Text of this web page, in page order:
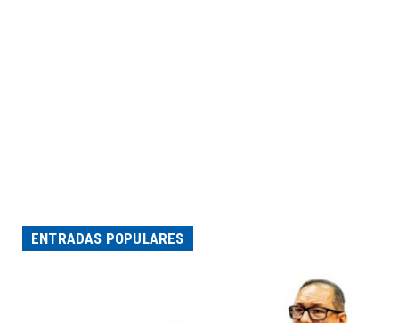
ENTRADAS POPULARES